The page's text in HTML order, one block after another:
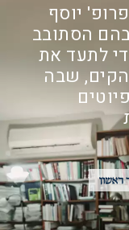
יוסף
הסתובב
לתעד את
שבה